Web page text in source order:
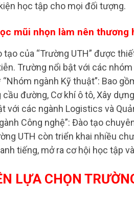
học tập cho mọi đối tượng.
mũi nhọn làm nên thương
tạo của “Trường UTH” được
Trường nổi bật với các
ngành Kỹ thuật”: Bao
cầu đường, Cơ khí ô tô, Xây
với các ngành Logistics và
Công nghệ”: Đào tạo
UTH còn triển khai nhiều
tiếng, mở ra cơ hội học tập
LỰA CHỌN